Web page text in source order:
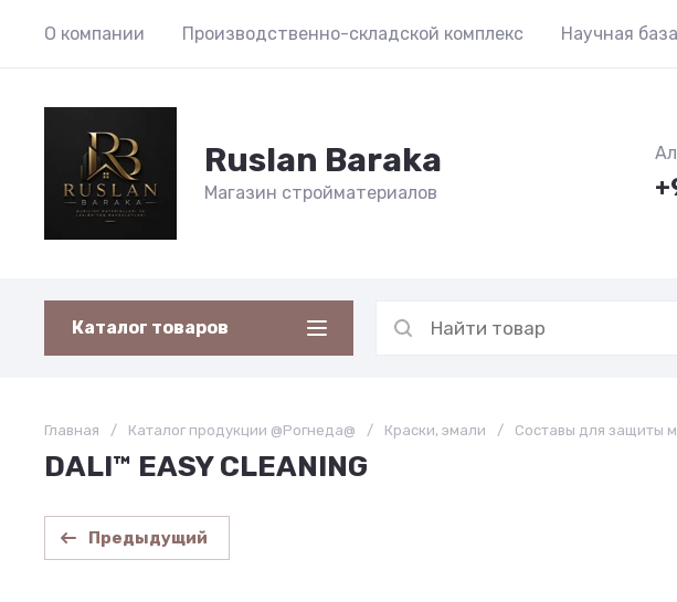
О компании Производственно-складской комплекс Научная база
Ruslan Baraka
Магазин стройматериалов
Каталог товаров
Главная / Каталог продукции @Рогнеда@ / Краски, эмали / Составы для защиты
DALI™ EASY CLEANING
Предыдущий